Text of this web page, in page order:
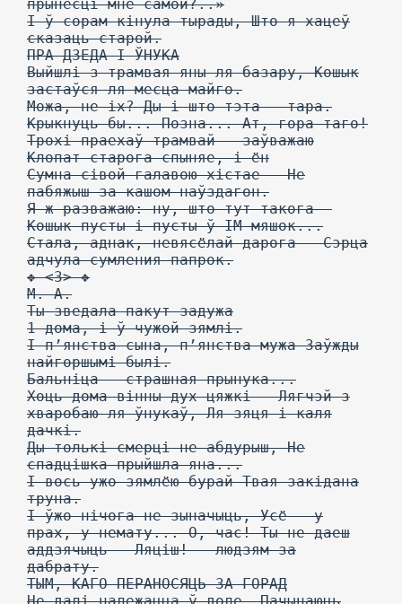
прынесці мне самой?..»
I ў сорам кінула тырады, Што я хацеў
сказаць старой.
ПРА ДЗЕДА I ЎНУКА
Выйшлі з трамвая яны ля базару, Кошык
застаўся ля месца майго.
Можа, не іх? Ды і што тэта — тара.
Крыкнуць бы... Позна... Ат, гора таго!
Трохі праехаў трамвай — заўважаю
Клопат старога спыняе, і ён
Сумна сівой галавою хістае — Не
пабяжыш за кашом наўздагон.
Я ж разважаю: ну, што тут такога —
Кошык пусты і пусты ў ІМ мяшок...
Стала, аднак, невясёлай дарога — Сэрца
адчула сумления папрок.
❖ <3> ❖
М. А.
Ты зведала пакут задужа
1 дома, і ў чужой зямлі.
I п’янства сына, п’янства мужа Заўжды
найгоршымі былі.
Бальніца — страшная прынука...
Хоць дома вінны дух цяжкі — Лягчэй з
хваробаю ля ўнукаў, Ля зяця і каля
дачкі.
Ды толькі смерці не абдурыш, Не
спадцішка прыйшла яна...
I вось ужо зямлёю бурай Твая закідана
труна.
I ўжо нічога не зыначыць, Усё — у
прах, у немату... О, час! Ты не даеш
аддзячыць — Ляціш! — людзям за
дабрату.
ТЫМ, КАГО ПЕРАНОСЯЦЬ ЗА ГОРАД